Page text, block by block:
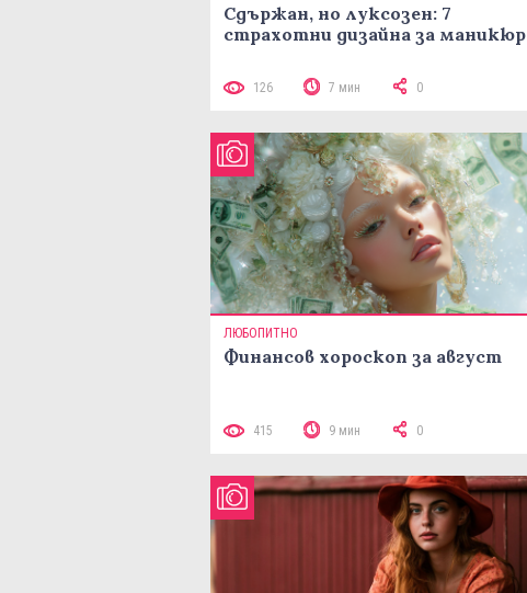
Сдържан, но луксозен: 7
страхотни дизайна за маникюр
126 7 мин 0
ЛЮБОПИТНО
Финансов хороскоп за август
415 9 мин 0